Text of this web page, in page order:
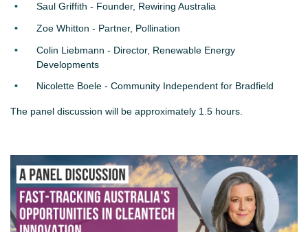
Saul Griffith - Founder, Rewiring Australia
Zoe Whitton - Partner, Pollination
Colin Liebmann - Director, Renewable Energy
Developments
Nicolette Boele - Community Independent for Bradfield
The panel discussion will be approximately 1.5 hours.